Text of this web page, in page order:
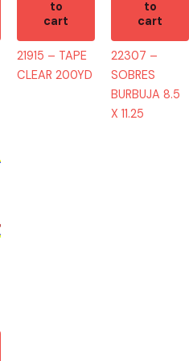
to
cart
21915 – TAPE
CLEAR 200YD
to
cart
22307 –
SOBRES
BURBUJA 8.5
X 11.25